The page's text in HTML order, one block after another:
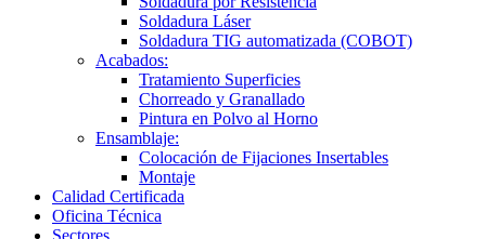
Soldadura Láser
Soldadura TIG automatizada (COBOT)
Acabados:
Tratamiento Superficies
Chorreado y Granallado
Pintura en Polvo al Horno
Ensamblaje:
Colocación de Fijaciones Insertables
Montaje
Calidad Certificada
Oficina Técnica
Sectores